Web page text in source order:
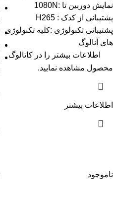
نمایش دوربین تا :1080N
پشتیبانی از کدک : H265
پشتیبانی تکنولوژی :کلیه تکنولوژی
های آنالوگ
اطلاعات بیشتر را در کاتالوگ
محصول مشاهده نمایید.
اطلاعات بیشتر
ناموجود